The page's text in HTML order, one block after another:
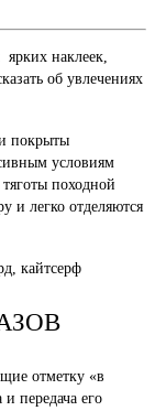
наклеек,
об увлечениях
покрыты
условиям
походной
и легко отделяются
кайтсерф
отметку «в
передача его